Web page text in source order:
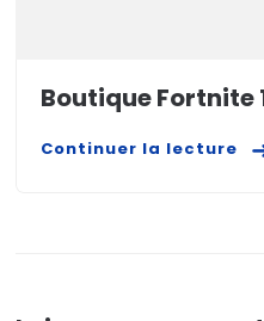
Boutique Fortnite
Continuer la lecture